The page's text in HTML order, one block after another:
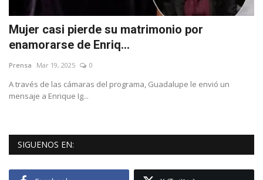
Fotos
Deportes
Empresas
Videos virales
Cine y TV
Mujer casi pierde su matrimonio por
enamorarse de Enriq...
Prensa Mar 19, 2025 0
A través de las cámaras del programa, Guadalupe le envió un
mensaje a Enrique Ig...
SIGUENOS EN: